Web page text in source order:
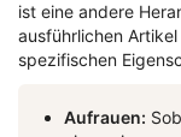
ist eine andere
ausführlichen
spezifischen
Aufrauen: